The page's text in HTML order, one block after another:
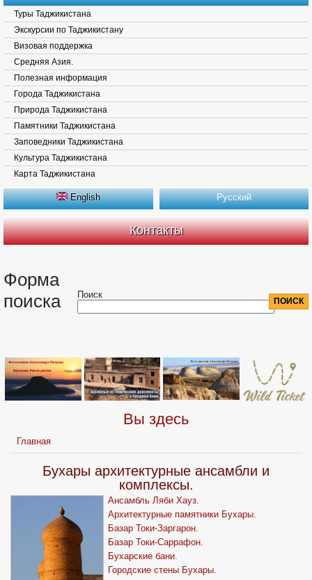
Туры Таджикистана
Экскурсии по Таджикистану
Визовая поддержка
Средняя Азия.
Полезная информация
Города Таджикистана
Природа Таджикистана
Памятники Таджикистана
Заповедники Таджикистана
Культура Таджикистана
Карта Таджикистана
English Русский
Контакты
Форма
поиска
Поиск
Вы здесь
Главная
Бухары архитектурные ансамбли и
комплексы.
Ансамбль Ляби Хауз.
Архитектурные памятники Бухары.
Базар Токи-Заргарон.
Базар Токи-Саррафон.
Бухарские бани.
Городские стены Бухары.